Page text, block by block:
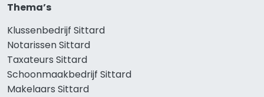
Thema’s
Klussenbedrijf Sittard
Notarissen Sittard
Taxateurs Sittard
Schoonmaakbedrijf Sittard
Makelaars Sittard